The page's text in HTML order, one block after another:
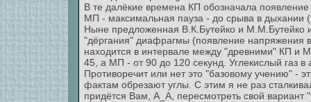
В те далёкие времена КП обозначала появление
МП - максимальная пауза - до срыва в дыхании
Ныне предложенная В.К.Бутейко и М.М.Бутейко
"дёргания" диафрагмы (появление напряжения
находится в интервале между "древними" КП и
45, а МП - от 90 до 120 секунд. Углекислый газ
Противоречит или нет это "базовому учению" -
фактам обрезают углы. С этим я не раз
придётся Вам, А_А, пересмотреть свой вариант